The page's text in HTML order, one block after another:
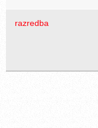
razredba